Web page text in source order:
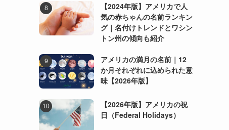
【2024年版】アメリカで人
気の赤ちゃんの名前ランキン
グ｜名付けトレンドとワシン
トン州の傾向も紹介
アメリカの満月の名前｜12
か月それぞれに込められた意
味【2026年版】
【2026年版】アメリカの祝
日（Federal Holidays）